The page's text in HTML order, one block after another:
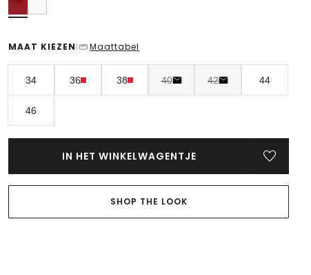
MAAT KIEZEN | Maattabel
34 36 38 40 42 44
46
IN HET WINKELWAGENTJE
SHOP THE LOOK